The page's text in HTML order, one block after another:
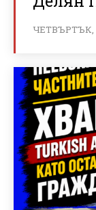
ЧЕТВЪРТЪК,